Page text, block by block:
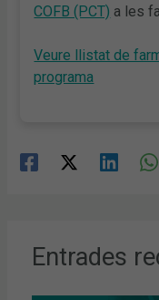
COFB (PCT) a les
Veure llistat de
programa
Entrades